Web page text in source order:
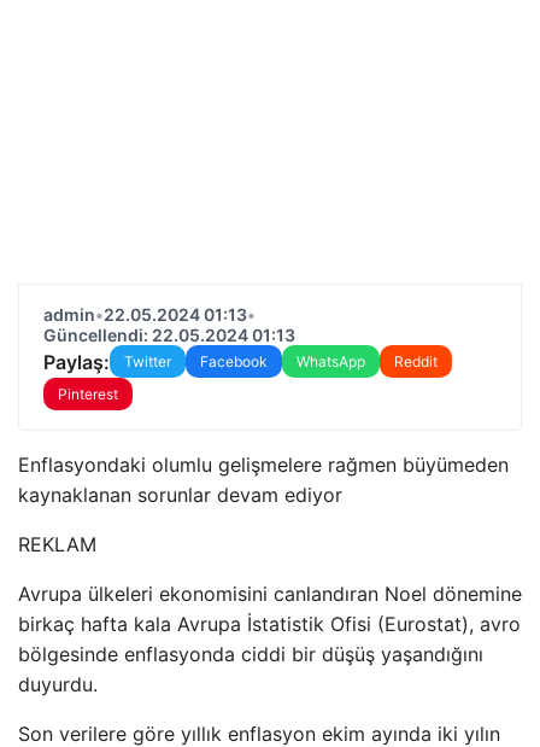
admin•22.05.2024 01:13•
Güncellendi: 22.05.2024 01:13
Paylaş: Twitter Facebook WhatsApp
Reddit
Pinterest
Enflasyondaki olumlu gelişmelere rağmen büyümeden
kaynaklanan sorunlar devam ediyor
REKLAM
Avrupa ülkeleri ekonomisini canlandıran Noel dönemine
birkaç hafta kala Avrupa İstatistik Ofisi (Eurostat), avro
bölgesinde enflasyonda ciddi bir düşüş yaşandığını
duyurdu.
Son verilere göre yıllık enflasyon ekim ayında iki yılın